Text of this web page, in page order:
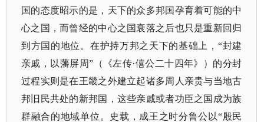
国的态度昭示的是，天下的众多邦国孕育着可能的中
心之国，而曾经的中心之国衰落之后也只是重新回归
到方国的地位。在护持万邦之天下的基础上，“封建
亲戚，以藩屏周”（《左传·僖公二十四年》）的分封
过程实则是在王畿之外建立起诸多周人亲贵与当地古
邦旧民共处的新邦国，这些亲戚或者功臣之国成为族
群融合的地域单位。史载，成王之时分鲁公以“殷民